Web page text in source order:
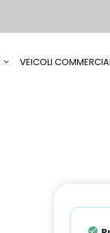
VEICOLI